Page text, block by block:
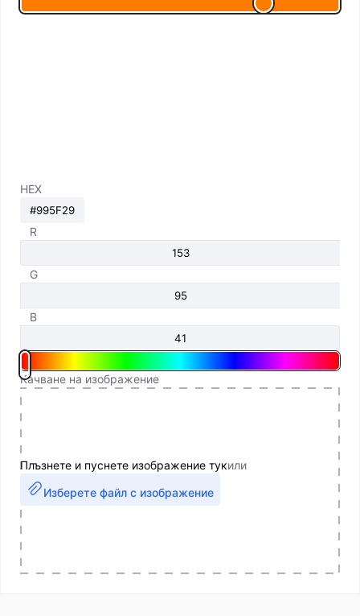
HEX
R
G
B
Качване на изображение
Плъзнете и пуснете изображение тукили
Изберете файл с изображение